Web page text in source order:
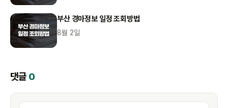
부산 경마정보 일정 조회방법
8월 2일
댓글 0